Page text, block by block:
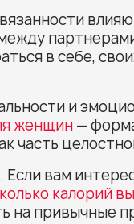
в себе,
и
женщин—
часть
вам
калорий
на привычные